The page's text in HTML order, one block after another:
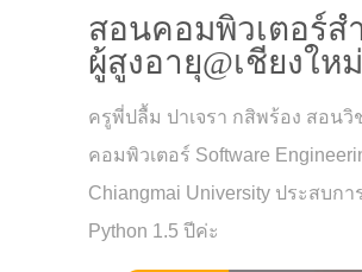
สอนคอมพิวเตอร์ส
ผู้สูงอายุ@เชียงใหม่
ครูพี่ปลื้ม ปาเจรา กสิพร้อง สอนวิ
คอมพิวเตอร์ Software
Chiangmai University ประสบก
Python 1.5 ปีค่ะ